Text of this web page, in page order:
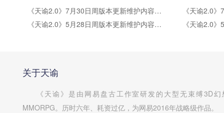
《天谕2.0》7月30日周版本更新维护内容公告
《天谕2.0》5月28日周版本更新维护内容公告
关于天谕
《天谕》是由网易盘古工作室研发的大型无束缚3D幻
MMORPG。历时六年、耗资过亿，为网易2016年战略级作品。